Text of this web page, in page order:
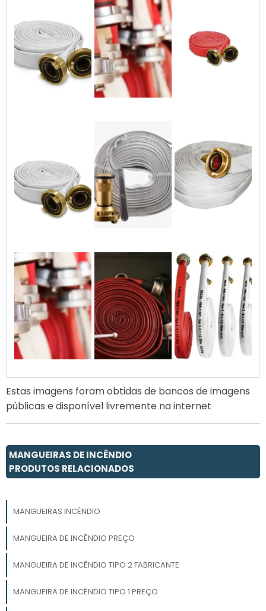
Estas imagens foram obtidas de bancos de imagens
públicas e disponível livremente na internet
MANGUEIRAS DE INCÊNDIO
PRODUTOS RELACIONADOS
MANGUEIRAS INCÊNDIO
MANGUEIRA DE INCÊNDIO PREÇO
MANGUEIRA DE INCÊNDIO TIPO 2 FABRICANTE
MANGUEIRA DE INCÊNDIO TIPO 1 PREÇO